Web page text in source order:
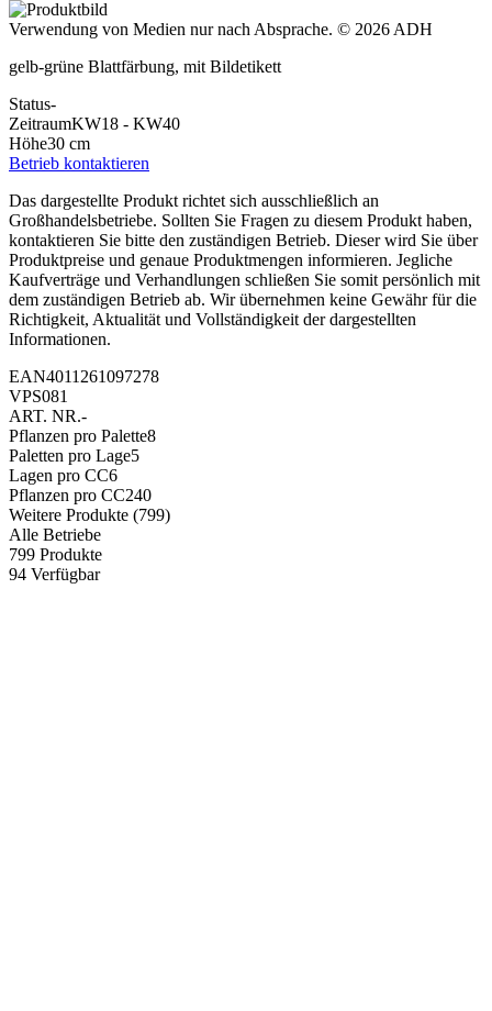
Verwendung von Medien nur nach Absprache. © 2026 ADH
gelb-grüne Blattfärbung, mit Bildetikett
Status-
ZeitraumKW18 - KW40
Höhe30 cm
Betrieb kontaktieren
Das dargestellte Produkt richtet sich ausschließlich an
Großhandelsbetriebe. Sollten Sie Fragen zu diesem Produkt haben,
kontaktieren Sie bitte den zuständigen Betrieb. Dieser wird Sie über
Produktpreise und genaue Produktmengen informieren. Jegliche
Kaufverträge und Verhandlungen schließen Sie somit persönlich mit
dem zuständigen Betrieb ab. Wir übernehmen keine Gewähr für die
Richtigkeit, Aktualität und Vollständigkeit der dargestellten
Informationen.
EAN4011261097278
VPS081
ART. NR.-
Pflanzen pro Palette8
Paletten pro Lage5
Lagen pro CC6
Pflanzen pro CC240
Weitere Produkte (799)
Alle Betriebe
799 Produkte
94 Verfügbar